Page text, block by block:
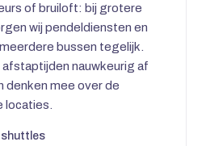
of bruiloft: bij grotere
wij pendeldiensten en
bussen tegelijk.
nauwkeurig af
denken mee over de
locaties.
shuttles